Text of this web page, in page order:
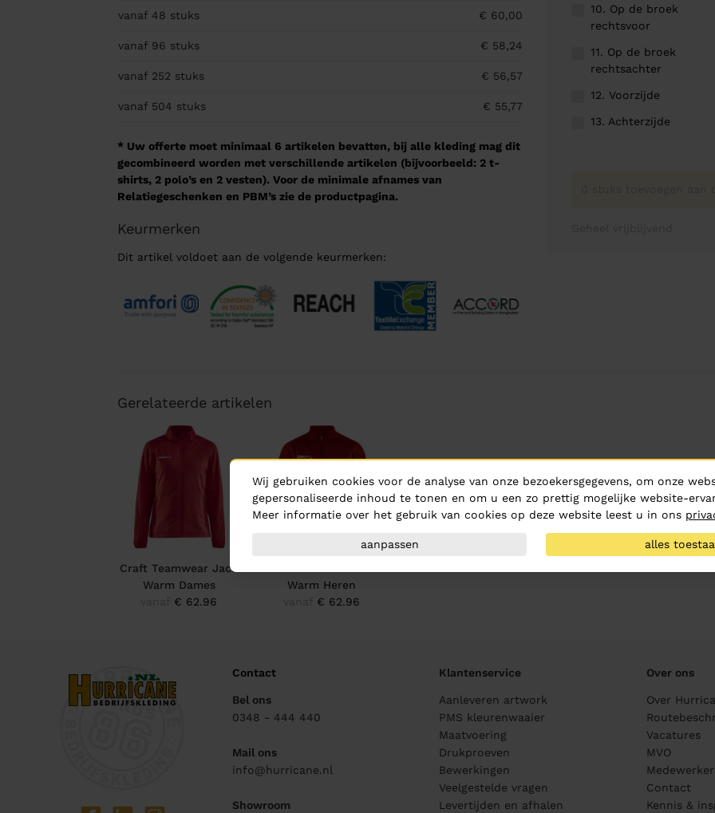
vanaf 48 stuks € 60,00
vanaf 96 stuks € 58,24
vanaf 252 stuks € 56,57
vanaf 504 stuks € 55,77
* Uw offerte moet minimaal 6 artikelen bevatten, bij alle kleding mag dit
gecombineerd worden met verschillende artikelen (bijvoorbeeld: 2 t-
shirts, 2 polo’s en 2 vesten). Voor de minimale afnames van
Relatiegeschenken en PBM’s zie de productpagina.
Keurmerken
Dit artikel voldoet aan de volgende keurmerken:
10. Op de broek
rechtsvoor
11. Op de broek
rechtsachter
12. Voorzijde
13. Achterzijde
Gerelateerde artikelen
Craft Teamwear Jack
Warm Dames
€ 62.96
Warm Heren
€ 62.96
Contact
Bel ons
0348 - 444 440
Mail ons
info@hurricane.nl
Showroom
Klantenservice
Aanleveren artwork
PMS kleurenwaaier
Maatvoering
Drukproeven
Bewerkingen
Veelgestelde vragen
Levertijden en afhalen
Over ons
Over
Vacatures
MVO
Contact
Kennis &
Wij gebruiken cookies voor de analyse van onze bezoekersgegevens, om onze
gepersonaliseerde inhoud te tonen en om u een zo prettig mogelijke website-
Meer informatie over het gebruik van cookies op deze website leest u in ons
aanpassen alles